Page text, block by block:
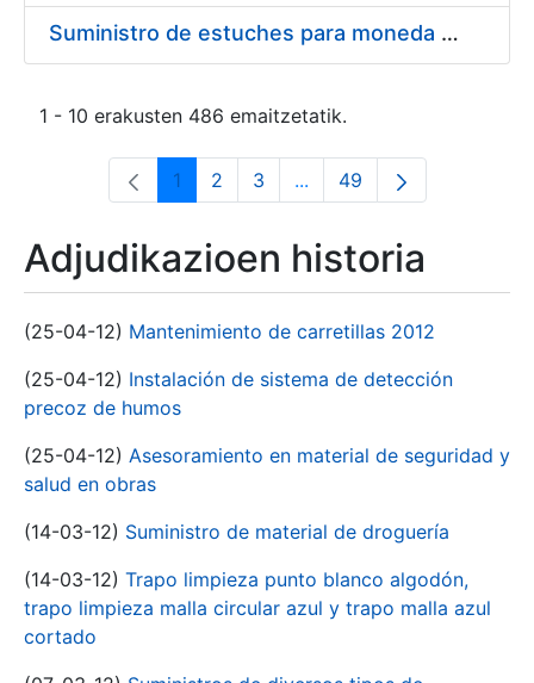
Suministro de estuches para moneda de 30 €
1 - 10 erakusten 486 emaitzetatik.
Orrialdea
1 Orrialdea
2 Orrialdea
3 ...Intermediate Pages Use
Orrialdea
49
Adjudikazioen historia
(25-04-12) Mantenimiento de carretillas 2012
(25-04-12) Instalación de sistema de detección
precoz de humos
(25-04-12) Asesoramiento en material de seguridad y
salud en obras
(14-03-12) Suministro de material de droguería
(14-03-12) Trapo limpieza punto blanco algodón,
trapo limpieza malla circular azul y trapo malla azul
cortado